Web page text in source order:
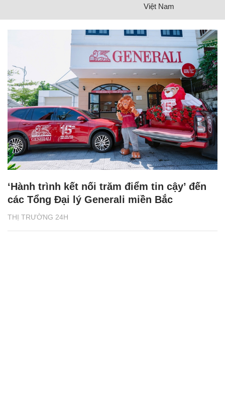
Việt Nam
THỊ TRƯỜNG 24H
‘Hành trình kết nối trăm điểm tin cậy’ đến
các Tổng Đại lý Generali miền Bắc